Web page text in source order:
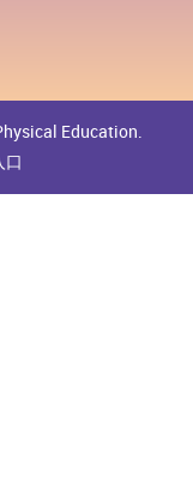
Education.
口